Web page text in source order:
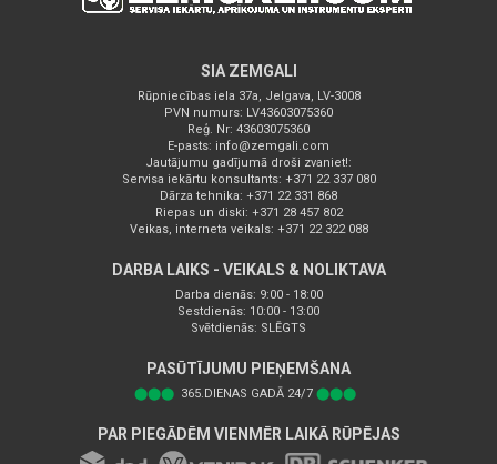
SIA ZEMGALI
Rūpniecības iela 37a, Jelgava, LV-3008
PVN numurs: LV43603075360
Reģ. Nr: 43603075360
E-pasts: info@zemgali.com
Jautājumu gadījumā droši zvaniet!:
Servisa iekārtu konsultants: +371 22 337 080
Dārza tehnika: +371 22 331 868
Riepas un diski: +371 28 457 802
Veikas, interneta veikals: +371 22 322 088
DARBA LAIKS - VEIKALS & NOLIKTAVA
Darba dienās: 9:00 - 18:00
Sestdienās: 10:00 - 13:00
Svētdienās: SLĒGTS
PASŪTĪJUMU PIEŅEMŠANA
⬤⬤⬤ 365.DIENAS GADĀ 24/7 ⬤⬤⬤
PAR PIEGĀDĒM VIENMĒR LAIKĀ RŪPĒJAS